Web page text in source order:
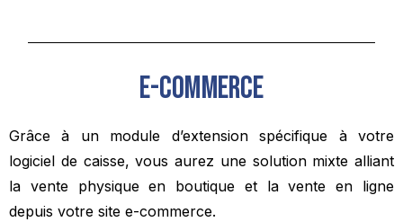
E-commerce
Grâce à un module d’extension spécifique à votre
logiciel de caisse, vous aurez une solution mixte alliant
la vente physique en boutique et la vente en ligne
depuis votre site e-commerce.